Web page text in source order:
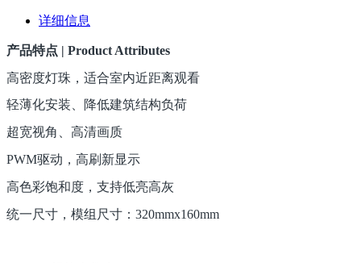
详细信息
产品特点 | Product Attributes
高密度灯珠，适合室内近距离观看
轻薄化安装、降低建筑结构负荷
超宽视角、高清画质
PWM驱动，高刷新显示
高色彩饱和度，支持低亮高灰
统一尺寸，模组尺寸：320mmx160mm